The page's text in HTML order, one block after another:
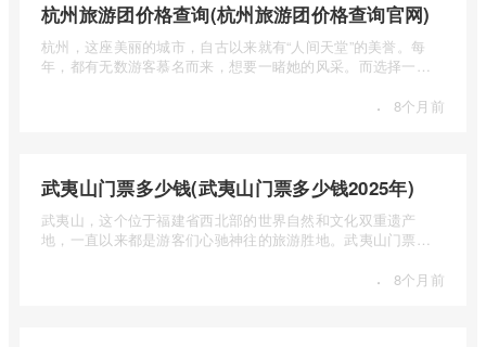
杭州旅游团价格查询(杭州旅游团价格查询官网)
杭州，这座美丽的城市，自古以来就有“人间天堂”的美誉。每
年，都有无数游客慕名而来，想要一睹她的风采。而选择一个
· 8个月前
武夷山门票多少钱(武夷山门票多少钱2025年)
武夷山，这个位于福建省西北部的世界自然和文化双重遗产
地，一直以来都是游客们心驰神往的旅游胜地。武夷山门票多
· 8个月前